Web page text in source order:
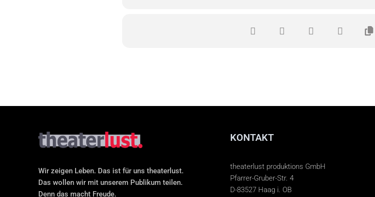
Wir zeigen Leben. Das ist für uns theaterlust.
Das wollen wir mit unserem Publikum teilen.
Denn das macht Freude.
KONTAKT
theaterlust produktions GmbH
Pfarrer-Gruber-Str. 4
D-83527 Haag i. OB